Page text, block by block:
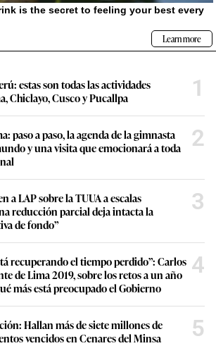
estas son todas las actividades
Chiclayo, Cusco y Pucallpa
1
paso a paso, la agenda de la gimnasta
y una visita que emocionará a toda
2
a LAP sobre la TUUA a escalas
reducción parcial deja intacta la
de fondo”
3
recuperando el tiempo perdido”: Carlos
de Lima 2019, sobre los retos a un año
más está preocupado el Gobierno
4
Hallan más de siete millones de
vencidos en Cenares del Minsa
5